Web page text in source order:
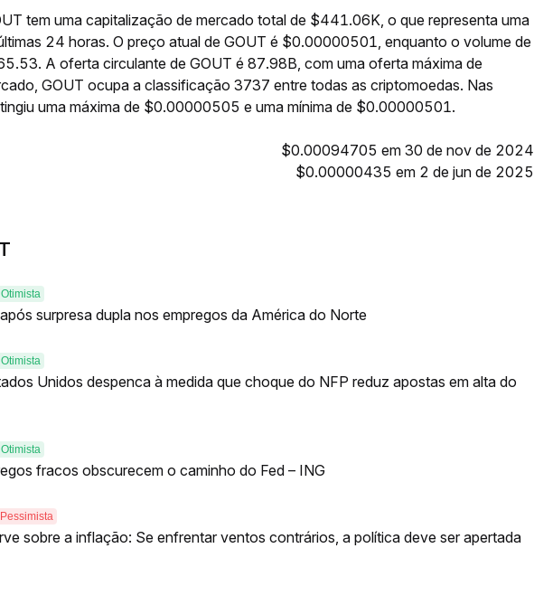
tem uma capitalização de mercado total de $441.06K, o que representa uma
24 horas. O preço atual de GOUT é $0.00000501, enquanto o volume de
A oferta circulante de GOUT é 87.98B, com uma oferta máxima de
GOUT ocupa a classificação 3737 entre todas as criptomoedas. Nas
uma máxima de $0.00000505 e uma mínima de $0.00000501.
$0.00094705 em 30 de nov de 2024
$0.00000435 em 2 de jun de 2025
Otimista
surpresa dupla nos empregos da América do Norte
Otimista
Unidos despenca à medida que choque do NFP reduz apostas em alta do
Otimista
fracos obscurecem o caminho do Fed – ING
Pessimista
sobre a inflação: Se enfrentar ventos contrários, a política deve ser apertada